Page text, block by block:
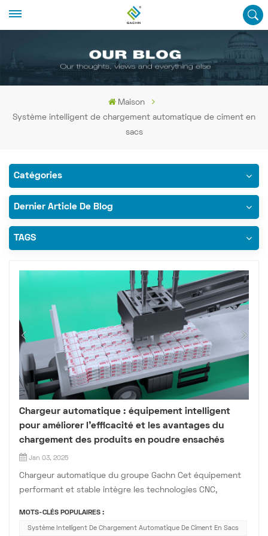
Maison
Système intelligent de chargement automatique de ciment en
sacs
Catégories
Dernier Article De Blog
TAGS
Chargeur automatique : équipement intelligent
pour améliorer l’efficacité et les avantages du
chargement des produits en poudre ensachés
Jan 03, 2025
Chargeur automatique du groupe Gachn Cet équipement
performant et stable intègre les technologies CNC,
Il illustre la tendance des équipements industriels
MOTS-CLÉS POPULAIRES :
Système Intelligent De Chargement Automatique De Ciment En Sacs